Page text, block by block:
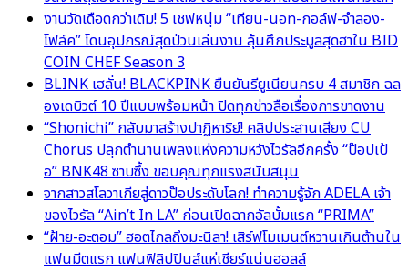
งานวัดเดือดกว่าเดิม! 5 เชฟหนุ่ม “เทียน-นอท-กอล์ฟ-จำลอง-
โฟล์ค” โดนอุปกรณ์สุดป่วนเล่นงาน ลุ้นศึกประมูลสุดฮาใน BID
COIN CHEF Season 3
BLINK เฮลั่น! BLACKPINK ยืนยันรียูเนียนครบ 4 สมาชิก ฉล
องเดบิวต์ 10 ปีแบบพร้อมหน้า ปิดทุกข่าวลือเรื่องการขาดงาน
“Shonichi” กลับมาสร้างปาฏิหาริย์! คลิปประสานเสียง CU
Chorus ปลุกตำนานเพลงแห่งความหวังไวรัลอีกครั้ง “ป๊อปเป้
อ” BNK48 ซาบซึ้ง ขอบคุณทุกแรงสนับสนุน
จากสาวสโลวาเกียสู่ดาวป๊อประดับโลก! ทำความรู้จัก ADELA เจ้า
ของไวรัล “Ain’t In LA” ก่อนเปิดฉากอัลบั้มแรก “PRIMA”
“ฝ้าย-อะตอม” ฮอตไกลถึงมะนิลา! เสิร์ฟโมเมนต์หวานเกินต้านใน
แฟนมีตแรก แฟนฟิลิปปินส์แห่เชียร์แน่นฮอลล์